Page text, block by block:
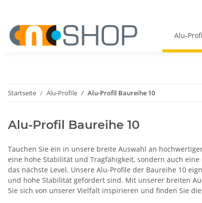
Alu-
Startseite Alu-Profile Alu-Profil Baureihe 10
Alu-Profil Baureihe 10
Tauchen Sie ein in unsere breite Auswahl an
eine hohe Stabilität und Tragfähigkeit, sondern auch
das nächste Level. Unsere Alu-Profile der Baureihe 10
und hohe Stabilität gefordert sind. Mit unserer breiten
Sie sich von unserer Vielfalt inspirieren und finden Sie